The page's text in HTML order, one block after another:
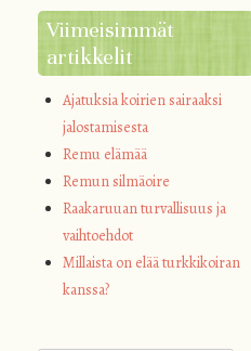
Viimeisimmät
artikkelit
Ajatuksia koirien sairaaksi
jalostamisesta
Remu elämää
Remun silmäoire
Raakaruuan turvallisuus ja
vaihtoehdot
Millaista on elää turkkikoiran
kanssa?